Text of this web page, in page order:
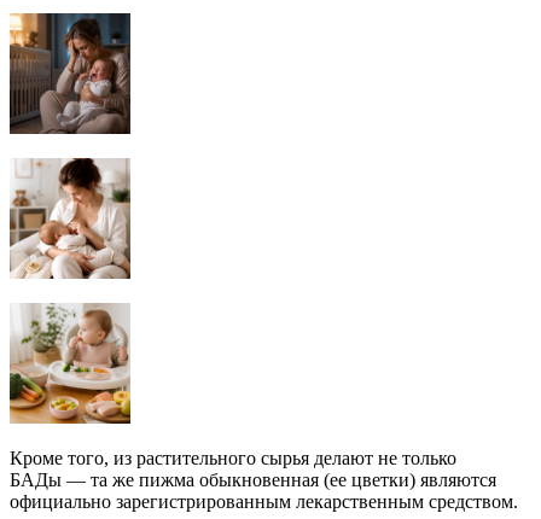
Кроме того, из растительного сырья делают не только
БАДы — та же пижма обыкновенная (ее цветки) являются
официально зарегистрированным лекарственным средством.